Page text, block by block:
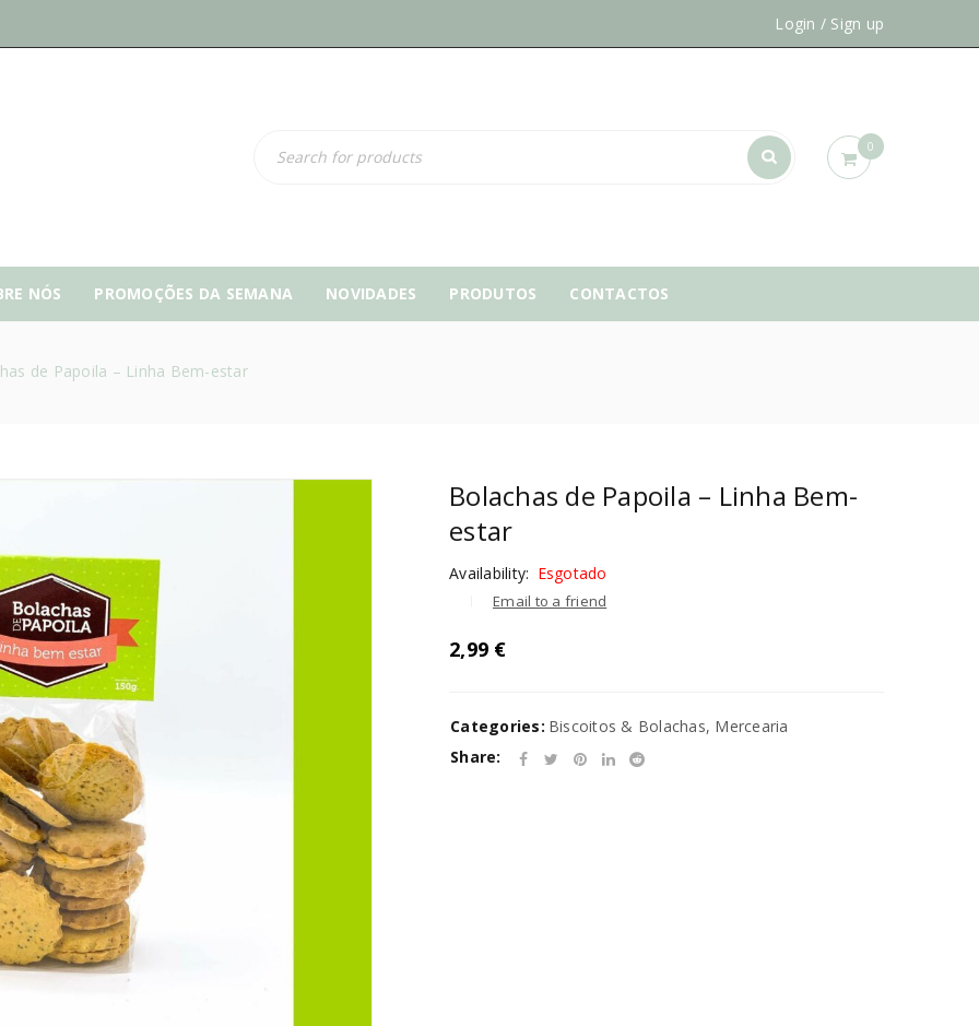
Login / Sign up
0
NÓS PROMOÇÕES DA SEMANA NOVIDADES PRODUTOS CONTACTOS
de Papoila – Linha Bem-estar
Bolachas de Papoila – Linha Bem-
estar
Availability: Esgotado
Email to a friend
2,99 €
Categories: Biscoitos & Bolachas, Mercearia
Share: